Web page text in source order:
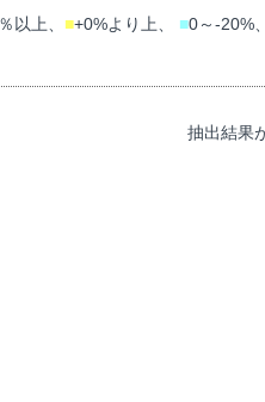
以上、 ■+0%より上、 ■0～-20%、
抽出結果